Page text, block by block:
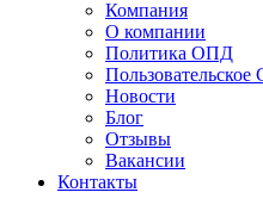
Компания
О компании
Политика ОПД
Пользовательское
Новости
Блог
Отзывы
Вакансии
Контакты